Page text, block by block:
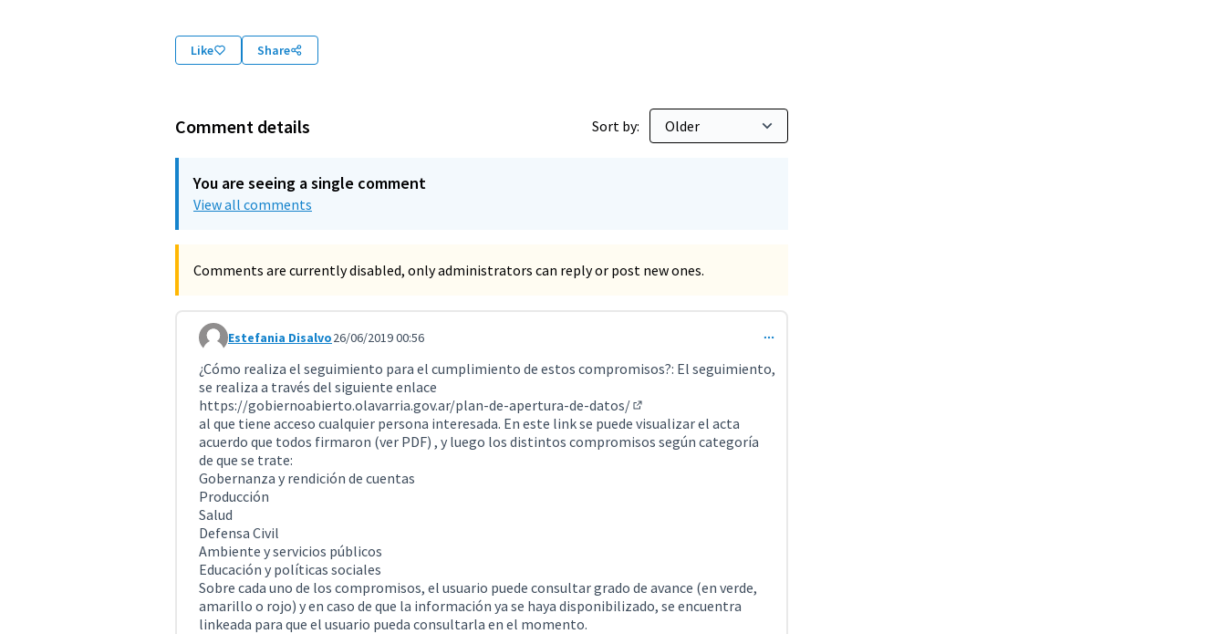
Like Share
Comment details Sort by:
You are seeing a single comment
View all comments
Comments are currently disabled, only administrators can reply or post new ones.
Comment 842 (reply to comment 835)
Estefania Disalvo26/06/2019 00:56
¿Cómo realiza el seguimiento para el cumplimiento de estos compromisos?: El seguimiento,
se realiza a través del siguiente enlace
https://gobiernoabierto.olavarria.gov.ar/plan-de-apertura-de-datos/
(External link)
al que tiene acceso cualquier persona interesada. En este link se puede visualizar el acta
acuerdo que todos firmaron (ver PDF) , y luego los distintos compromisos según categoría
de que se trate:
Gobernanza y rendición de cuentas
Producción
Salud
Defensa Civil
Ambiente y servicios públicos
Educación y políticas sociales
Sobre cada uno de los compromisos, el usuario puede consultar grado de avance (en verde,
amarillo o rojo) y en caso de que la información ya se haya disponibilizado, se encuentra
linkeada para que el usuario pueda consultarla en el momento.